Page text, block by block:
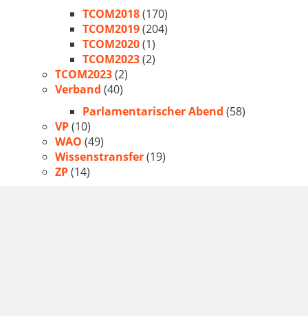
TCOM2018(170)
TCOM2019(204)
TCOM2020(1)
TCOM2023(2)
TCOM2023(2)
Verband (40)
Parlamentarischer Abend (58)
VP(10)
WAO (49)
Wissenstransfer(19)
ZP(14)